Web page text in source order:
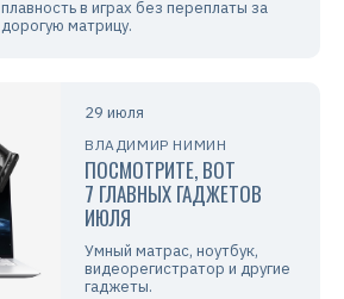
плавность в играх без переплаты за
дорогую матрицу.
29 июля
ВЛАДИМИР НИМИН
ПОСМОТРИТЕ, ВОТ
7 ГЛАВНЫХ ГАДЖЕТОВ
ИЮЛЯ
Умный матрас, ноутбук,
видеорегистратор и другие
гаджеты.